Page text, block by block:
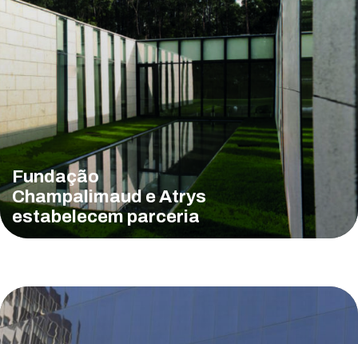
Fundação
Champalimaud e Atrys
estabelecem parceria